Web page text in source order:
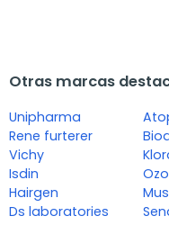
Otras marcas
Unipharma
Rene furterer
Vichy
Isdin
Hairgen
Ds laboratories